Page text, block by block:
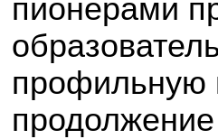
пионерами
профильную